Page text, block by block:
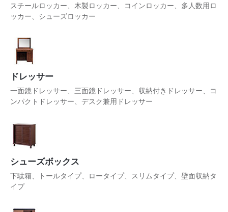
スチールロッカー、木製ロッカー、コインロッカー、多人数用ロ
ッカー、シューズロッカー
ドレッサー
一面鏡ドレッサー、三面鏡ドレッサー、収納付きドレッサー、コ
ンパクトドレッサー、デスク兼用ドレッサー
シューズボックス
下駄箱、トールタイプ、ロータイプ、スリムタイプ、壁面収納タ
イプ